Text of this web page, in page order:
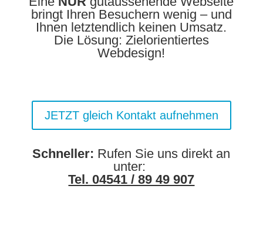
bringt Ihren Besuchern wenig – und
Ihnen letztendlich keinen Umsatz.
Die Lösung: Zielorientiertes
Webdesign!
JETZT gleich Kontakt aufnehmen
Schneller: Rufen Sie uns direkt an
unter:
Tel. 04541 / 89 49 907